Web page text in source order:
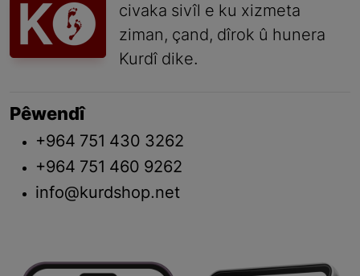
civaka sivîl e ku xizmeta
ziman, çand, dîrok û hunera
Kurdî dike.
Pêwendî
+964 751 430 3262
+964 751 460 9262
info@kurdshop.net